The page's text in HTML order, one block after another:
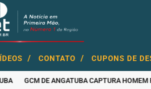
/ CONTATO / CUPONS DE
GCM DE ANGATUBA CAPTURA HOMEM